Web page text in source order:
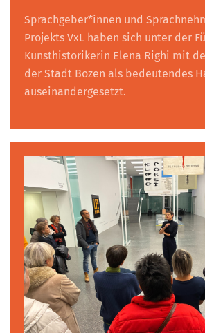
Sprachgeber*innen und
Projekts VxL haben sich unter der
Kunsthistorikerin Elena Righi mit
der Stadt Bozen als bedeutendes
auseinandergesetzt.